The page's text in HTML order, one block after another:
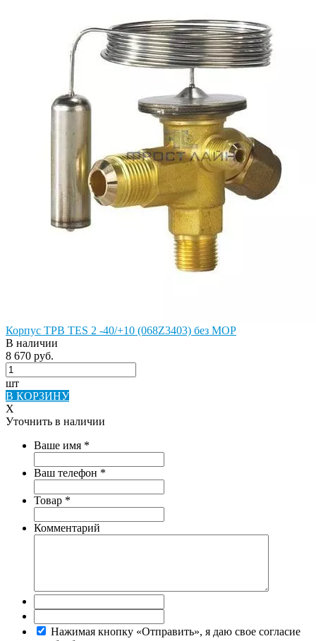
Корпус ТРВ TES 2 -40/+10 (068Z3403) без MOP
В наличии
8 670 руб.
шт
В КОРЗИНУ
X
Уточнить в наличии
Ваше имя *
Ваш телефон *
Товар *
Комментарий
Нажимая кнопку «Отправить», я даю свое согласие